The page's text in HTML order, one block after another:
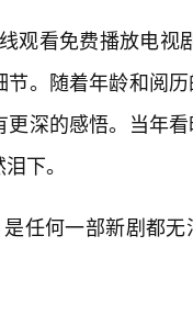
观看免费播放电视
。随着年龄和阅
深的感悟。当年
下。
任何一部新剧都